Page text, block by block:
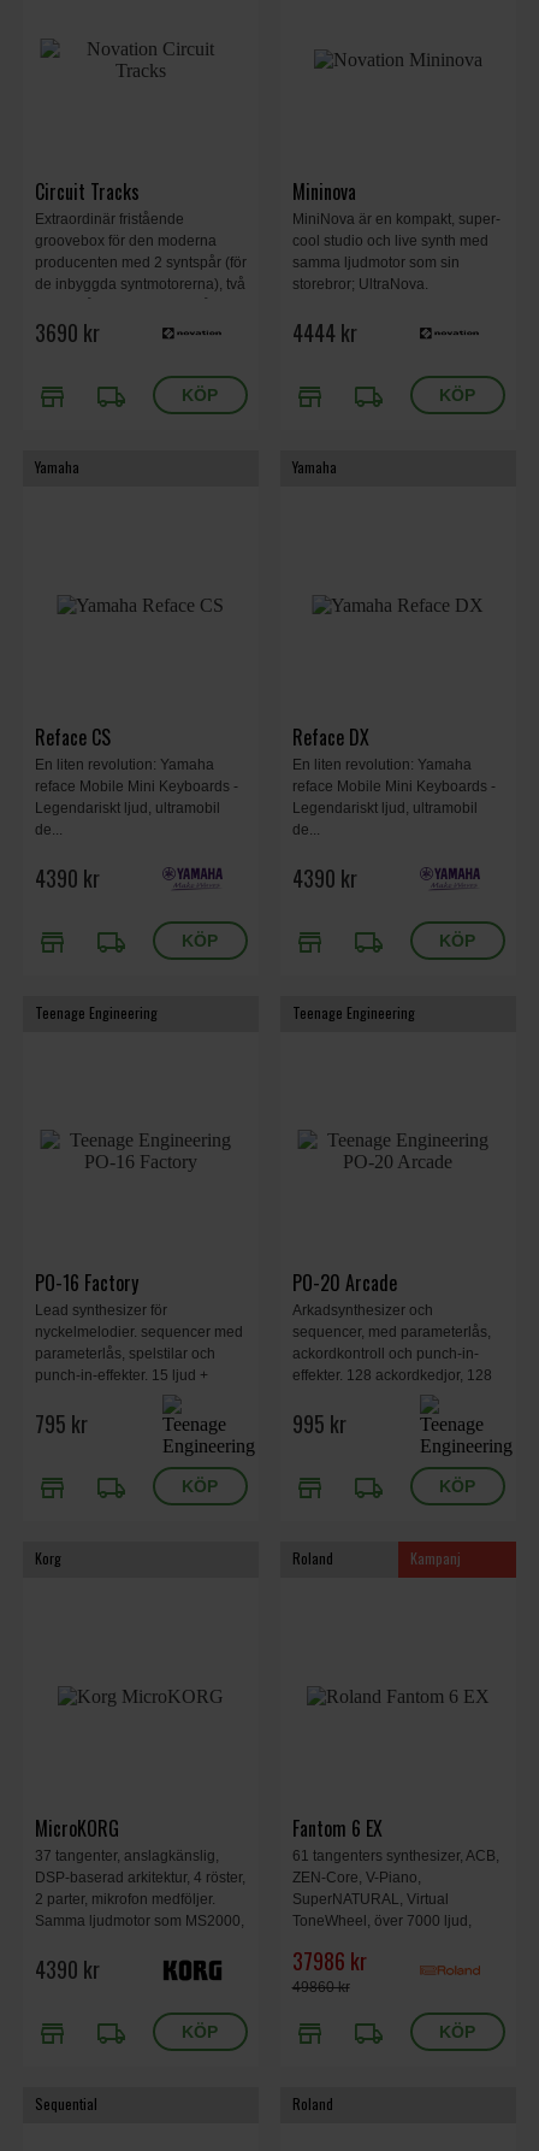
Circuit Tracks
Extraordinär fristående
groovebox för den moderna
producenten med 2 syntspår (för
de inbyggda syntmotorerna), två
Sequenser, inbyggda effekter,
3690 kr
store local_shipping
Mininova
MiniNova är en kompakt, super-
cool studio och live synth med
samma ljudmotor som sin
storebror; UltraNova.
4444 kr
store local_shipping
Yamaha
Reface CS
En liten revolution: Yamaha
reface Mobile Mini Keyboards -
Legendariskt ljud, ultramobil
de...
4390 kr
store local_shipping
Yamaha
Reface DX
En liten revolution: Yamaha
reface Mobile Mini Keyboards -
Legendariskt ljud, ultramobil
de...
4390 kr
store local_shipping
Teenage Engineering
PO-16 Factory
Lead synthesizer för
nyckelmelodier. sequencer med
parameterlås, spelstilar och
punch-in-effekter. 15 ljud +
mikrotrumma, 16 punch-in-
effekter, 16 punch-in-arpeggio-
och ackordspelsstilar, 16
795 kr
store local_shipping
Teenage Engineering
PO-20 Arcade
Arkadsynthesizer och
sequencer, med parameterlås,
ackordkontroll och punch-in-
effekter. 128 ackordkedjor, 128
mönsterkedjor, 16 ljud, 16
punch-in-effekter,
995 kr
store local_shipping
Korg
MicroKORG
37 tangenter, anslagkänslig,
DSP-baserad arkitektur, 4 röster,
2 parter, mikrofon medföljer.
Samma ljudmotor som MS2000,
format. Inbyggd 8-bands
4390 kr
store local_shipping
Roland Kampanj
Fantom 6 EX
61 tangenters synthesizer, ACB,
ZEN-Core, V-Piano,
SuperNATURAL, Virtual
ToneWheel, över 7000 ljud,
FX processor, professionell
sequencing, avancerad
interface, 1084x403x106mm,
37986 kr
49860 kr
store local_shipping
Sequential Roland